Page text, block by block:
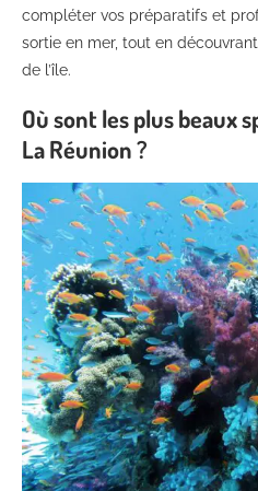
compléter vos préparatifs et
sortie en mer, tout en
de l’île.
Où sont les plus beaux
La Réunion ?